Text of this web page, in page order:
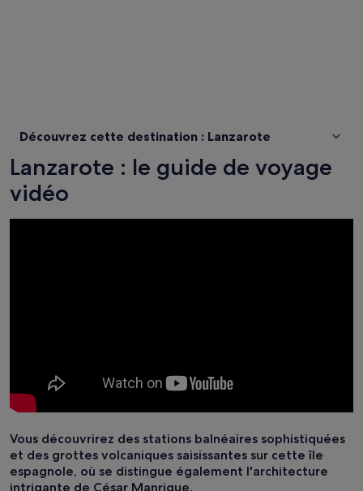
Découvrez cette destination : Lanzarote
Lanzarote : le guide de voyage
vidéo
Vous découvrirez des stations balnéaires sophistiquées
et des grottes volcaniques saisissantes sur cette île
espagnole, où se distingue également l'architecture
intrigante de César Manrique.